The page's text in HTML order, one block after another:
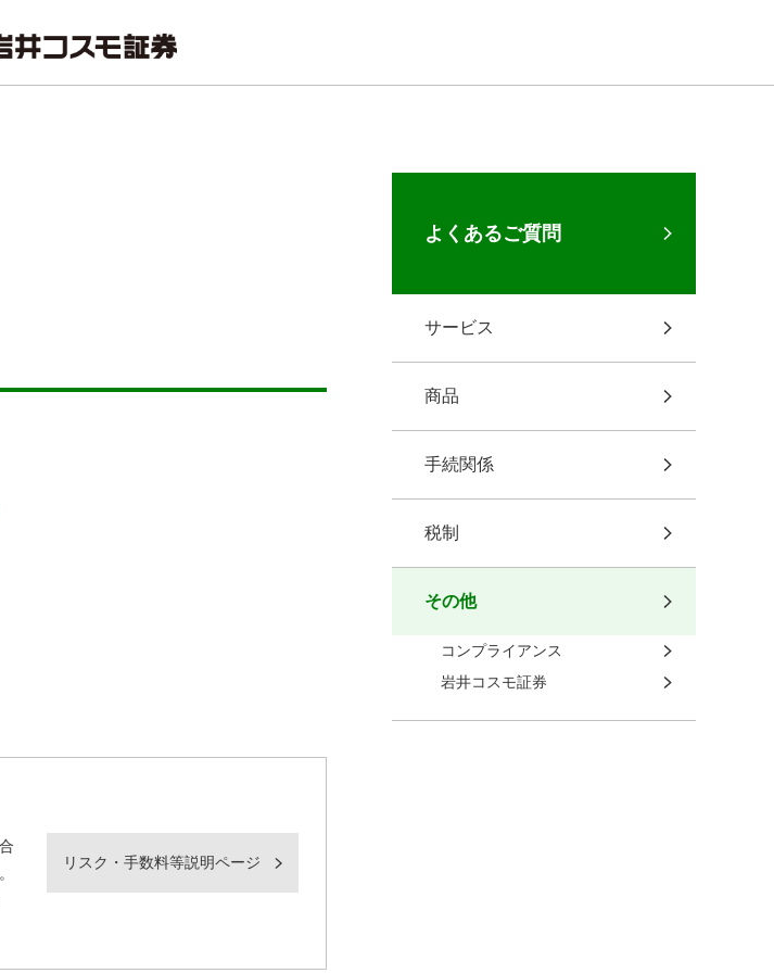
リスク・手数料等説明ページ
よくあるご質問
サービス
商品
手続関係
税制
その他
コンプライアンス
岩井コスモ証券